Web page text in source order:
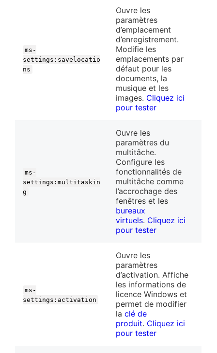
ms-
settings:savelocatio
ns
Ouvre les
paramètres
d’emplacement
d’enregistrement.
Modifie les
emplacements par
défaut pour les
documents, la
musique et les
images. Cliquez ici
pour tester
ms-
settings:multitaskin
g
Ouvre les
paramètres du
multitâche.
Configure les
fonctionnalités de
multitâche comme
l’accrochage des
fenêtres et les
bureaux
virtuels. Cliquez ici
pour tester
ms-
settings:activation
Ouvre les
paramètres
d’activation. Affiche
les informations de
licence Windows et
permet de modifier
laclé de
produit. Cliquez ici
pour tester